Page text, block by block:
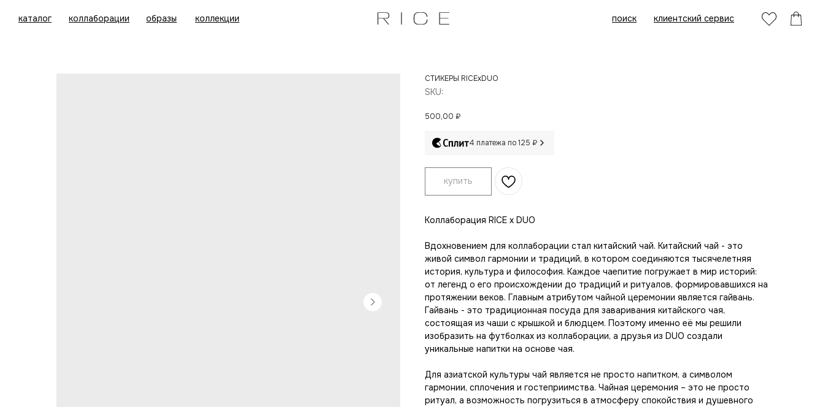
каталог коллаборации коллекции
образы клиентский сервис
поиск
СТИКЕРЫ RICExDUO
SKU:
500,00 ₽
4 платежа по 125 ₽
купить
Коллаборация RICE х DUO
Вдохновением для коллаборации стал китайский чай. Китайский чай - это
живой символ гармонии и традиций, в котором соединяются тысячелетняя
история, культура и философия. Каждое чаепитие погружает в мир историй:
от легенд о его происхождении до традиций и ритуалов, формировавшихся на
протяжении веков. Главным атрибутом чайной церемонии является гайвань.
Гайвань - это традиционная посуда для заваривания китайского чая,
состоящая из чаши с крышкой и блюдцем. Поэтому именно её мы решили
изобразить на футболках из коллаборации, а друзья из DUO создали
уникальные напитки на основе чая.
Для азиатской культуры чай является не просто напитком, а символом
гармонии, сплочения и гостеприимства. Чайная церемония – это не просто
ритуал, а возможность погрузиться в атмосферу спокойствия и душевного